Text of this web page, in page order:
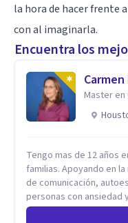
la hora de hacer frente
con al imaginarla.
Encuentra los
Master en
Tengo mas de 12 años
familias. Apoyando en
de comunicación,
personas con ansiedad
conducta y